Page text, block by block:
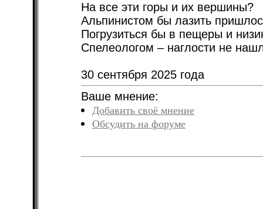
На все эти горы и их вершины?
Альпинистом бы лазить
Погрузиться бы в пещеры и
Спелеологом – наглости не
30 сентября 2025 года
Ваше мнение:
Добавить своё мнение
Обсудить на форуме